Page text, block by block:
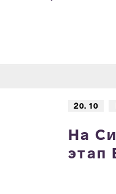
20. 10
На
этап